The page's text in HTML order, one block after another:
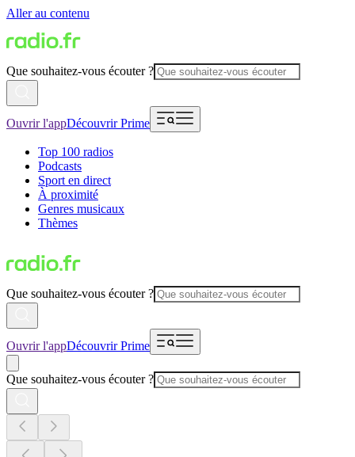
Aller au contenu
Que souhaitez-vous écouter ?
Ouvrir l'appDécouvrir Prime
Top 100 radios
Podcasts
Sport en direct
À proximité
Genres musicaux
Thèmes
Que souhaitez-vous écouter ?
Ouvrir l'appDécouvrir Prime
Que souhaitez-vous écouter ?